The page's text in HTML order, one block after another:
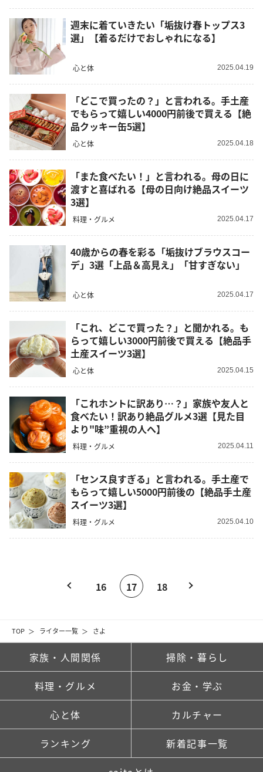
TOP ライター一覧 さよ
週末に着ていきたい「垢抜け春トップス3
選」【着るだけでおしゃれになる】
心と体 2025.04.19
「どこで買ったの？」と言われる。手土産
でもらって嬉しい4000円前後で買える【絶
品クッキー缶5選】
心と体 2025.04.18
「また食べたい！」と言われる。母の日に
渡すと喜ばれる【母の日向け絶品スイーツ
3選】
料理・グルメ 2025.04.17
40歳からの春を彩る「垢抜けブラウスコー
デ」3選「上品＆高見え」「甘すぎない」
心と体 2025.04.17
「これ、どこで買った？」と聞かれる。も
らって嬉しい3000円前後で買える【絶品手
土産スイーツ3選】
心と体 2025.04.15
「これホントに訳あり…？」家族や友人と
食べたい！訳あり絶品グルメ3選【見た目
より"味”重視の人へ】
料理・グルメ 2025.04.11
「センス良すぎる」と言われる。手土産で
もらって嬉しい5000円前後の【絶品手土産
スイーツ3選】
料理・グルメ 2025.04.10
16 17 18
家族・人間関係 掃除・暮らし
料理・グルメ お金・学ぶ
心と体 カルチャー
ランキング 新着記事一覧